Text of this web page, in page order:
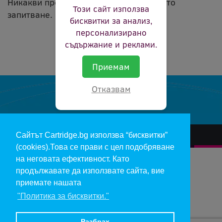
Сайтът Cartridge.bg използва “бисквитки”
(cookies).Това се прави с цел подобряване
на неговата ефективност. Като
продължавате да използвате сайта, вие
приемате нашата
"Политика за бисквитки."
запитване.
Този сайт използва
бисквитки за анализ,
персонализирано
съдържание и реклами.
Приемам
Отказвам
За нас Гаранции и рекламации Контакт Доставка
Отказ и връщане на продукти Общи условия за ползване
Изкупуване на празни касети
Цените в евро са изчислени по фиксирания курс 1 € = 1.95583 лв.